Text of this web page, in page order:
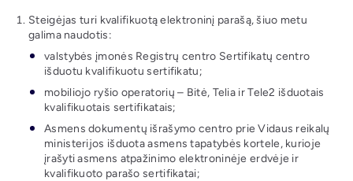
Steigėjas turi kvalifikuotą elektroninį parašą, šiuo metu
galima naudotis:
valstybės įmonės Registrų centro Sertifikatų centro
išduotu kvalifikuotu sertifikatu;
mobiliojo ryšio operatorių – Bitė, Telia ir Tele2 išduotais
kvalifikuotais sertifikatais;
Asmens dokumentų išrašymo centro prie Vidaus reikalų
ministerijos išduota asmens tapatybės kortele, kurioje
įrašyti asmens atpažinimo elektroninėje erdvėje ir
kvalifikuoto parašo sertifikatai;